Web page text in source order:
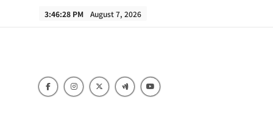
3:46:29 PM August 7, 2026